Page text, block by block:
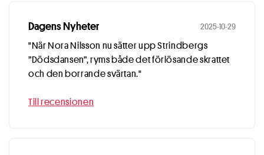
Dagens Nyheter 2025-10-29
"När Nora Nilsson nu sätter upp Strindbergs
”Dödsdansen”, ryms både det förlösande skrattet
och den borrande svärtan."
Till recensionen